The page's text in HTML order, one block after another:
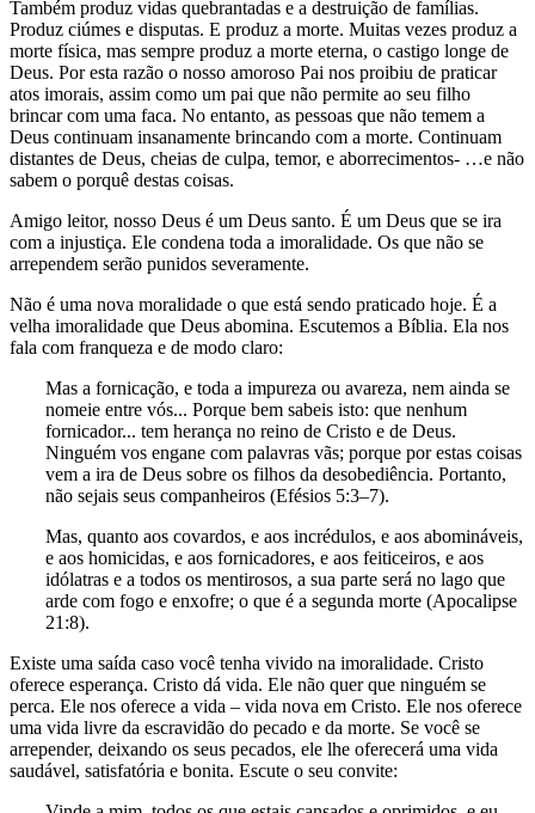
Também produz vidas quebrantadas e a destruição de famílias.
Produz ciúmes e disputas. E produz a morte. Muitas vezes produz a
morte física, mas sempre produz a morte eterna, o castigo longe de
Deus. Por esta razão o nosso amoroso Pai nos proibiu de praticar
atos imorais, assim como um pai que não permite ao seu filho
brincar com uma faca. No entanto, as pessoas que não temem a
Deus continuam insanamente brincando com a morte. Continuam
distantes de Deus, cheias de culpa, temor, e aborrecimentos- …e não
sabem o porquê destas coisas.
Amigo leitor, nosso Deus é um Deus santo. É um Deus que se ira
com a injustiça. Ele condena toda a imoralidade. Os que não se
arrependem serão punidos severamente.
Não é uma nova moralidade o que está sendo praticado hoje. É a
velha imoralidade que Deus abomina. Escutemos a Bíblia. Ela nos
fala com franqueza e de modo claro:
Mas a fornicação, e toda a impureza ou avareza, nem ainda se
nomeie entre vós... Porque bem sabeis isto: que nenhum
fornicador... tem herança no reino de Cristo e de Deus.
Ninguém vos engane com palavras vãs; porque por estas coisas
vem a ira de Deus sobre os filhos da desobediência. Portanto,
não sejais seus companheiros (Efésios 5:3–7).
Mas, quanto aos covardos, e aos incrédulos, e aos abomináveis,
e aos homicidas, e aos fornicadores, e aos feiticeiros, e aos
idólatras e a todos os mentirosos, a sua parte será no lago que
arde com fogo e enxofre; o que é a segunda morte (Apocalipse
21:8).
Existe uma saída caso você tenha vivido na imoralidade. Cristo
oferece esperança. Cristo dá vida. Ele não quer que ninguém se
perca. Ele nos oferece a vida – vida nova em Cristo. Ele nos oferece
uma vida livre da escravidão do pecado e da morte. Se você se
arrepender, deixando os seus pecados, ele lhe oferecerá uma vida
saudável, satisfatória e bonita. Escute o seu convite: